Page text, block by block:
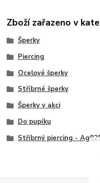
Zboží zařazeno v
Šperky
Piercing
Ocelové šperky
Stříbrné šperky
Šperky v akci
Do pupíku
Stříbrný piercing -